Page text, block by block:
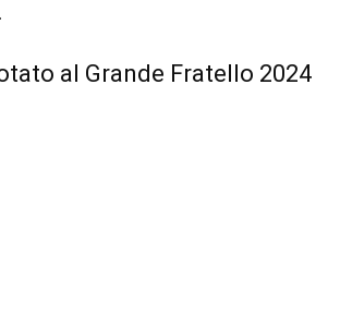
al Grande Fratello 2024